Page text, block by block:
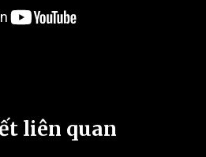
liên quan